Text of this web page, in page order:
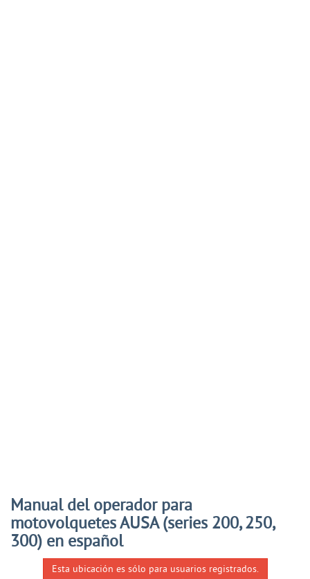
Manual del operador para
motovolquetes AUSA (series 200, 250,
300) en español
Esta ubicación es sólo para usuarios registrados.